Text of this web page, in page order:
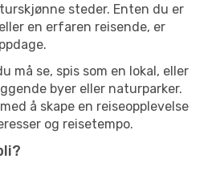
steder. Enten du er
en erfaren reisende, er
må se, spis som en lokal, eller
byer eller naturparker.
å skape en reiseopplevelse
og reisetempo.